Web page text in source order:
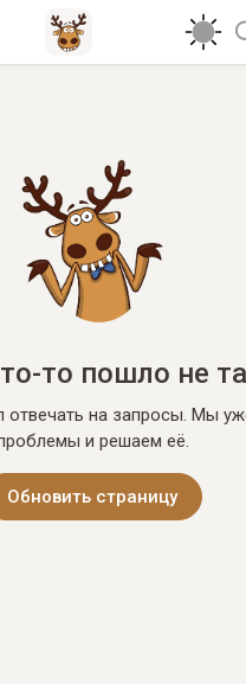
то пошло не
отвечать на запросы. Мы
и решаем её.
Обновить страницу